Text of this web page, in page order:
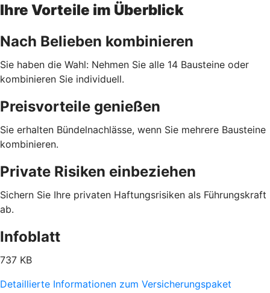
Ihre Vorteile im Überblick
Nach Belieben kombinieren
Sie haben die Wahl: Nehmen Sie alle 14 Bausteine oder
kombinieren Sie individuell.
Preisvorteile genießen
Sie erhalten Bündelnachlässe, wenn Sie mehrere Bausteine
kombinieren.
Private Risiken einbeziehen
Sichern Sie Ihre privaten Haftungsrisiken als Führungskraft
ab.
Infoblatt
737 KB
Detaillierte Informationen zum Versicherungspaket